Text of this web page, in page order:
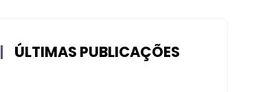
ÚLTIMAS PUBLICAÇÕES